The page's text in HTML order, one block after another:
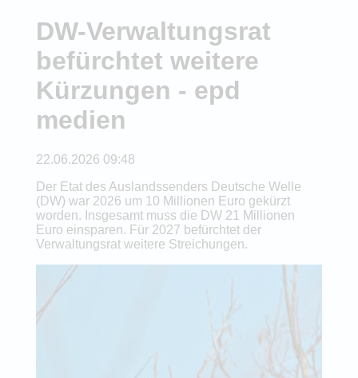
DW-Verwaltungsrat
befürchtet weitere
Kürzungen - epd
medien
22.06.2026 09:48
Der Etat des Auslandssenders Deutsche Welle
(DW) war 2026 um 10 Millionen Euro gekürzt
worden. Insgesamt muss die DW 21 Millionen
Euro einsparen. Für 2027 befürchtet der
Verwaltungsrat weitere Streichungen.